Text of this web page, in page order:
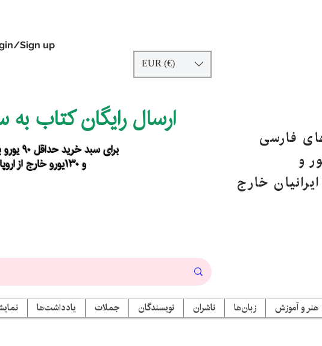
Sign up
EUR (€)
ارسال رایگان کتاب
برای سبد خرید حداقل ۹۰ یورو برای اروپا
و ۱۳۰یورو خارج از اروپا
فارسی
و
خارج
هنر و آموزش زبان‌ها ناشران نویسندگان جملات یادداشت‌ها